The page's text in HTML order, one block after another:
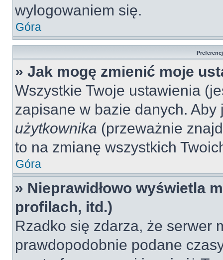
wylogowaniem się.
Góra
» Jak mogę zmienić moje
Wszystkie Twoje ustawienia
zapisane w bazie danych.
użytkownika (przeważnie
to na zmianę wszystkich
Góra
» Nieprawidłowo wyświetla
profilach, itd.)
Rzadko się zdarza, że serwer
prawdopodobnie podane